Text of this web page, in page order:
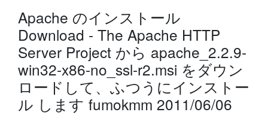
Apache のインストール
Download - The Apache HTTP
Server Project から apache_2.2.9-
win32-x86-no_ssl-r2.msi をダウン
ロードして、ふつうにインストー
ル します fumokmm 2011/06/06